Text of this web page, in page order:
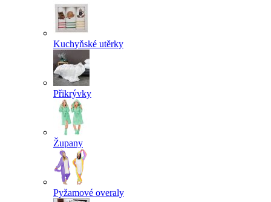
Kuchyňské utěrky
Přikrývky
Župany
Pyžamové overaly